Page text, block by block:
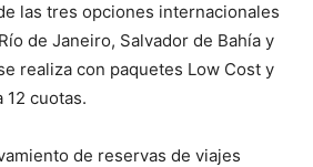
las tres opciones internacionales
de Janeiro, Salvador de Bahía y
realiza con paquetes Low Cost y
12 cuotas.
de reservas de viajes